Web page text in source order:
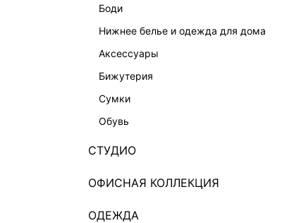
боди
нижнее белье и одежда для дома
аксессуары
бижутерия
сумки
обувь
СТУДИО
ОФИСНАЯ КОЛЛЕКЦИЯ
ОДЕЖДА